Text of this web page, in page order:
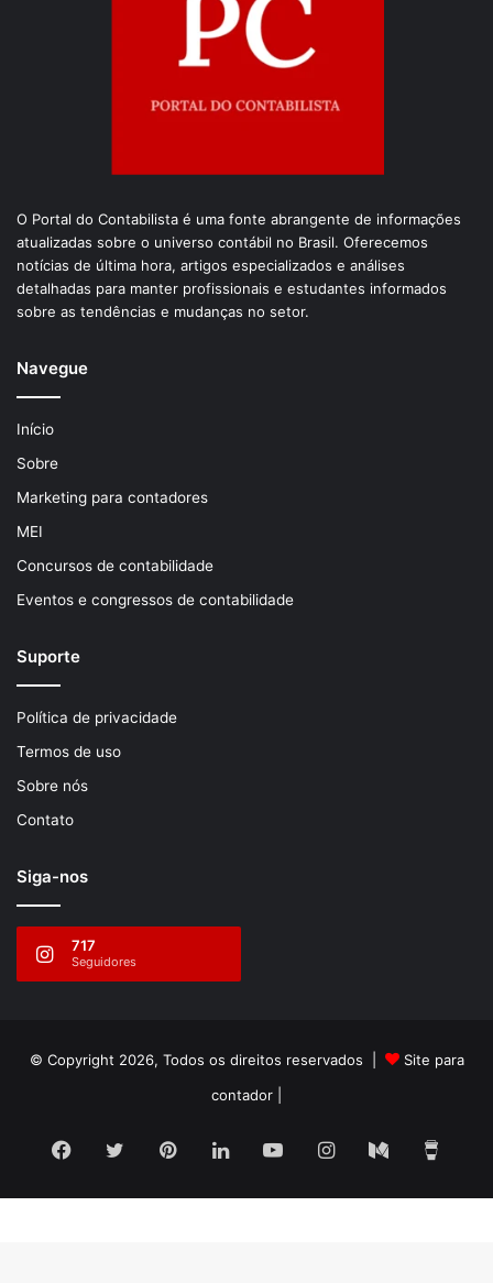
O Portal do Contabilista é uma fonte abrangente de informações
atualizadas sobre o universo contábil no Brasil. Oferecemos
notícias de última hora, artigos especializados e análises
detalhadas para manter profissionais e estudantes informados
sobre as tendências e mudanças no setor.
Navegue
Início
Sobre
Marketing para contadores
MEI
Concursos de contabilidade
Eventos e congressos de contabilidade
Suporte
Política de privacidade
Termos de uso
Sobre nós
Contato
Siga-nos
717
Seguidores
© Copyright 2026, Todos os direitos reservados |
Site para
contador